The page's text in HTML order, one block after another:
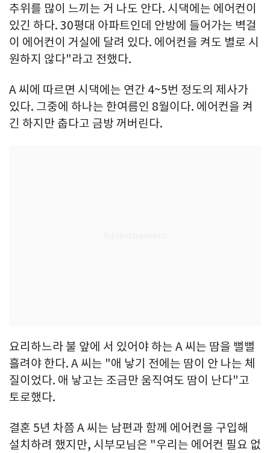
추위를 많이 느끼는 거 나도 안다. 시댁에는 에어컨이
있긴 하다. 30평대 아파트인데 안방에 들어가는 벽걸
이 에어컨이 거실에 달려 있다. 에어컨을 켜도 별로 시
원하지 않다"라고 전했다.
A 씨에 따르면 시댁에는 연간 4~5번 정도의 제사가
있다. 그중에 하나는 한여름인 8월이다. 에어컨을 켜
긴 하지만 춥다고 금방 꺼버린다.
요리하느라 불 앞에 서 있어야 하는 A 씨는 땀을 뻘뻘
흘려야 한다. A 씨는 "애 낳기 전에는 땀이 안 나는 체
질이었다. 애 낳고는 조금만 움직여도 땀이 난다"고
토로했다.
결혼 5년 차쯤 A 씨는 남편과 함께 에어컨을 구입해
설치하려 했지만, 시부모님은 "우리는 에어컨 필요 없